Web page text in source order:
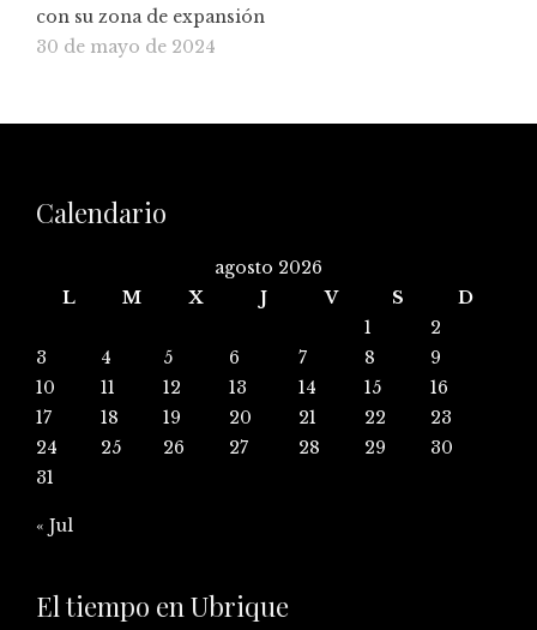
con su zona de expansión
30 de mayo de 2024
Calendario
agosto 2026
L
M X J V S
D
1
2
3
4 5 6 7 8
9
10
11 12 13 14 15
16
17
18 19 20 21 22
23
24
25 26 27 28 29
30
31
« Jul
El tiempo en Ubrique